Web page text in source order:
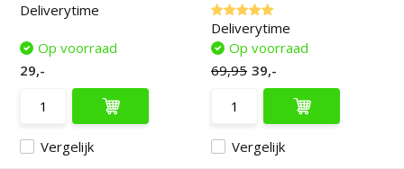
Deliverytime
Vergelijk
Op voorraad
29,-
Deliverytime
Vergelijk
Op voorraad
69,95 39,-